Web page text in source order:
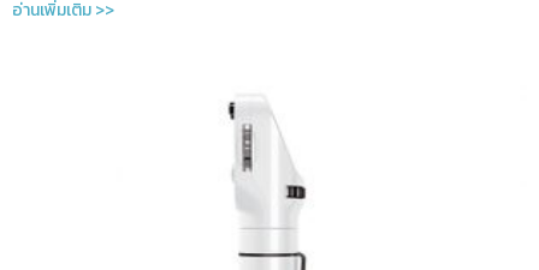
อ่านเพิ่มเติม >>